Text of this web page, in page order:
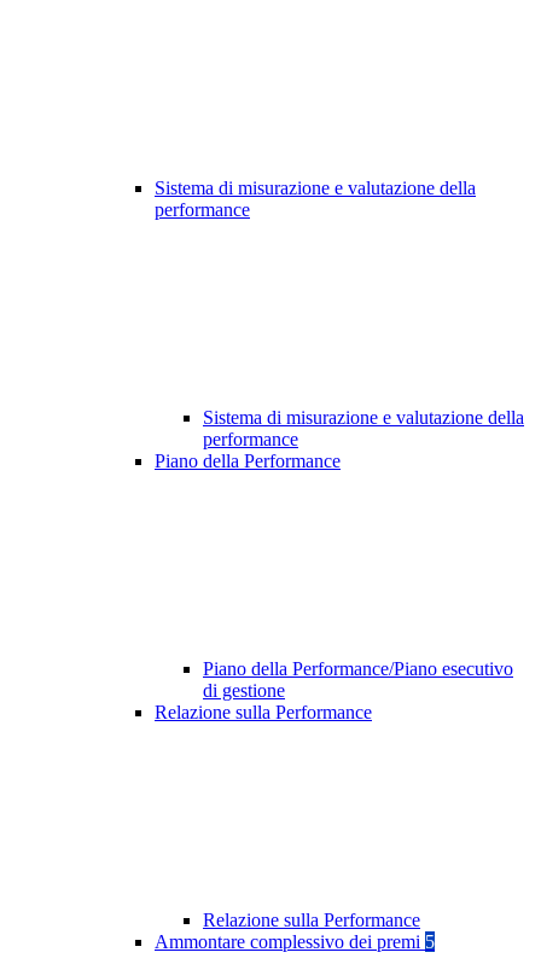
Sistema di misurazione e valutazione della
performance
Sistema di misurazione e valutazione della
performance
Piano della Performance
Piano della Performance/Piano esecutivo
di gestione
Relazione sulla Performance
Relazione sulla Performance
Ammontare complessivo dei premi 5